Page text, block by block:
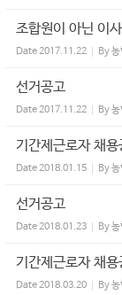
조합원이 아닌 이
Date2017.11.22 By농
선거공고
Date2017.11.22 By농
기간제근로자 채용
Date2018.01.15 By농
선거공고
Date2018.01.23 By농
기간제근로자 채용
Date2018.03.20 By농